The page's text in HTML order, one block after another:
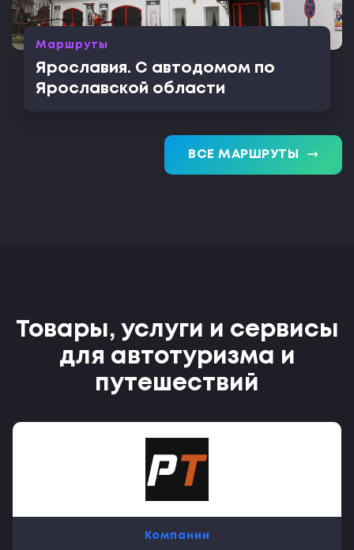
Маршруты
Ярославия. С автодомом по
Ярославской области
ВСЕ МАРШРУТЫ trending_flat
Товары, услуги и сервисы
для автотуризма и
путешествий
Компании